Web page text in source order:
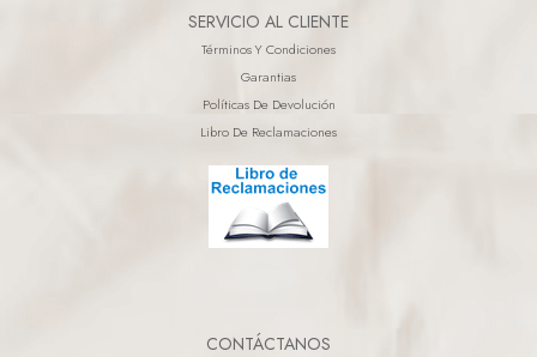
SERVICIO AL CLIENTE
Términos Y Condiciones
Garantias
Políticas De Devolución
Libro De Reclamaciones
CONTÁCTANOS